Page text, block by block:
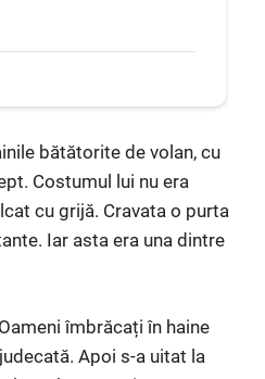
bătătorite de volan, cu
Costumul lui nu era
cu grijă. Cravata o purta
Iar asta era una dintre
îmbrăcați în haine
Apoi s-a uitat la